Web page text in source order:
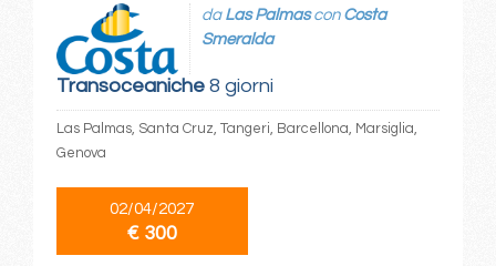
Transoceaniche8 giorni
da Las Palmascon Costa
Smeralda
Las Palmas, Santa Cruz, Tangeri, Barcellona, Marsiglia,
Genova
02/04/2027
€ 300